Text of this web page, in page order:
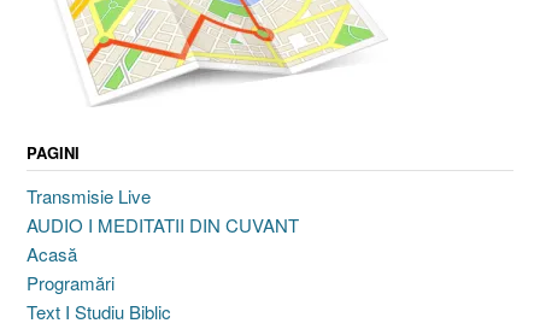
PAGINI
Transmisie Live
AUDIO I MEDITATII DIN CUVANT
Acasă
Programări
Text I Studiu Biblic